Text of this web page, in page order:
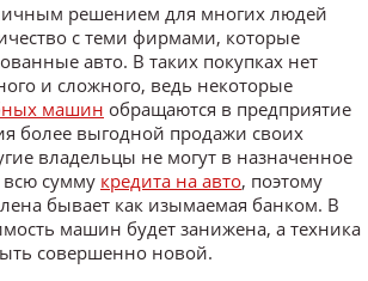
решением для многих людей
с теми фирмами, которые
авто. В таких покупках нет
и сложного, ведь некоторые
машин обращаются в предприятие
более выгодной продажи своих
владельцы не могут в назначенное
сумму кредита на авто, поэтому
бывает как изымаемая банком. В
машин будет занижена, а техника
совершенно новой.